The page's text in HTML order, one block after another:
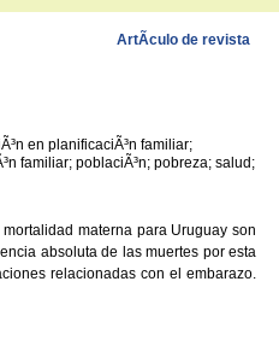
ArtÃ­culo de revista
en planificaciÃ³n familiar;
familiar; poblaciÃ³n; pobreza; salud;
materna para Uruguay son
absoluta de las muertes por esta
relacionadas con el embarazo.